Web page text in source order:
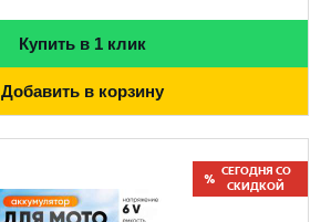
Купить в 1 клик
Добавить в корзину
СЕГОДНЯ СО
СКИДКОЙ